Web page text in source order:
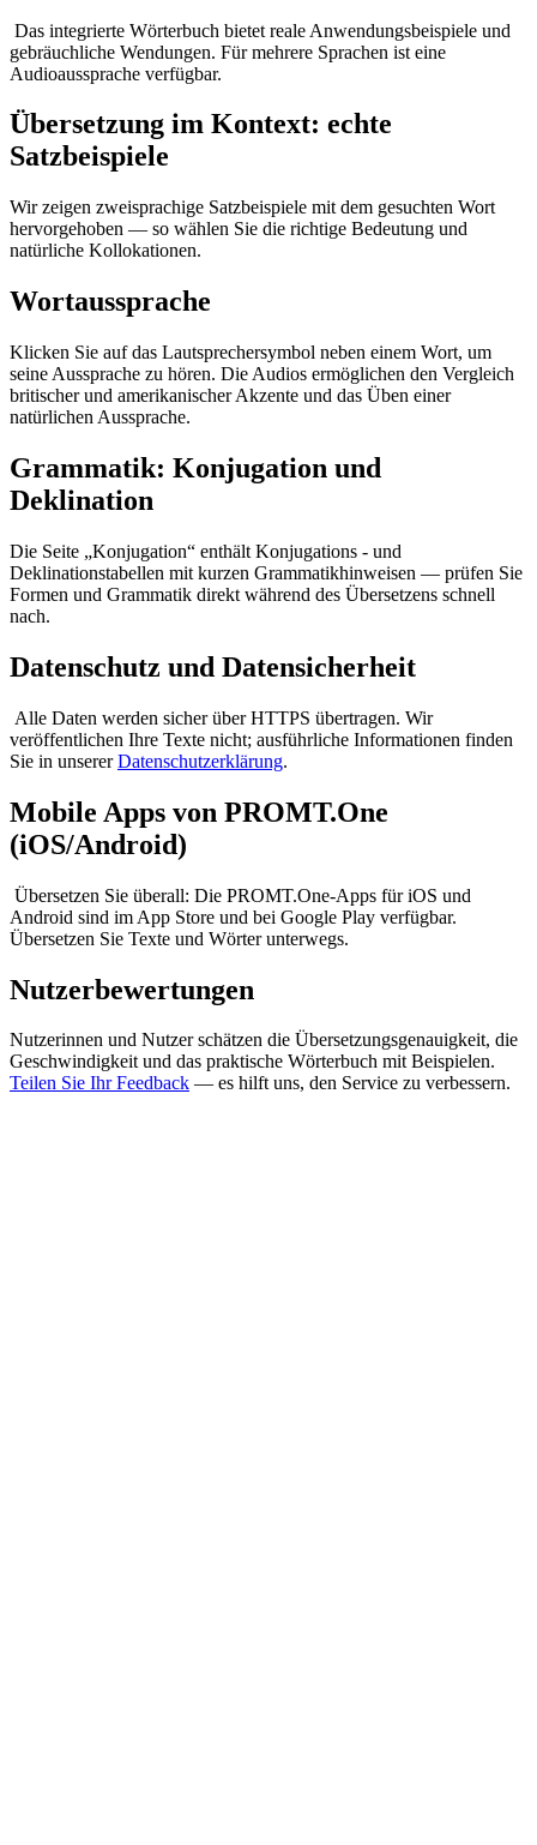
Das integrierte Wörterbuch bietet reale Anwendungsbeispiele und
gebräuchliche Wendungen. Für mehrere Sprachen ist eine
Audioaussprache verfügbar.
Übersetzung im Kontext: echte
Satzbeispiele
Wir zeigen zweisprachige Satzbeispiele mit dem gesuchten Wort
hervorgehoben — so wählen Sie die richtige Bedeutung und
natürliche Kollokationen.
Wortaussprache
Klicken Sie auf das Lautsprechersymbol neben einem Wort, um
seine Aussprache zu hören. Die Audios ermöglichen den Vergleich
britischer und amerikanischer Akzente und das Üben einer
natürlichen Aussprache.
Grammatik: Konjugation und
Deklination
Die Seite „Konjugation“ enthält Konjugations - und
Deklinationstabellen mit kurzen Grammatikhinweisen — prüfen Sie
Formen und Grammatik direkt während des Übersetzens schnell
nach.
Datenschutz und Datensicherheit
Alle Daten werden sicher über HTTPS übertragen. Wir
veröffentlichen Ihre Texte nicht; ausführliche Informationen finden
Sie in unsererDatenschutzerklärung.
Mobile Apps von PROMT.One
(iOS/Android)
Übersetzen Sie überall: Die PROMT.One-Apps für iOS und
Android sind im App Store und bei Google Play verfügbar.
Übersetzen Sie Texte und Wörter unterwegs.
Nutzerbewertungen
Nutzerinnen und Nutzer schätzen die Übersetzungsgenauigkeit, die
Geschwindigkeit und das praktische Wörterbuch mit Beispielen.
Teilen Sie Ihr Feedback — es hilft uns, den Service zu verbessern.